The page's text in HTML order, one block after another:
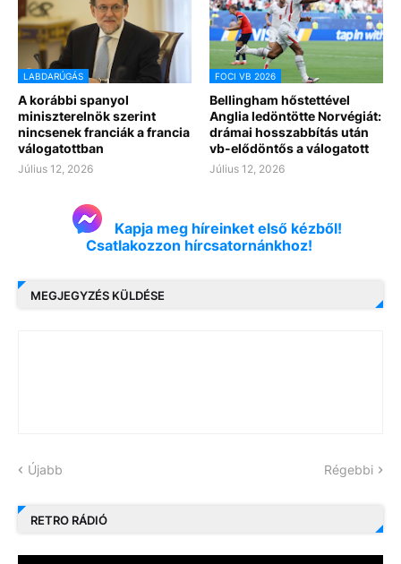
LABDARÚGÁS
A korábbi spanyol
miniszterelnök szerint
nincsenek franciák a francia
válogatottban
Július 12, 2026
FOCI VB 2026
Bellingham hőstettével
Anglia ledöntötte Norvégiát:
drámai hosszabbítás után
vb-elődöntős a válogatott
Július 12, 2026
Kapja meg híreinket első kézből!
Csatlakozzon hírcsatornánkhoz!
MEGJEGYZÉS KÜLDÉSE
Újabb Régebbi
RETRO RÁDIÓ